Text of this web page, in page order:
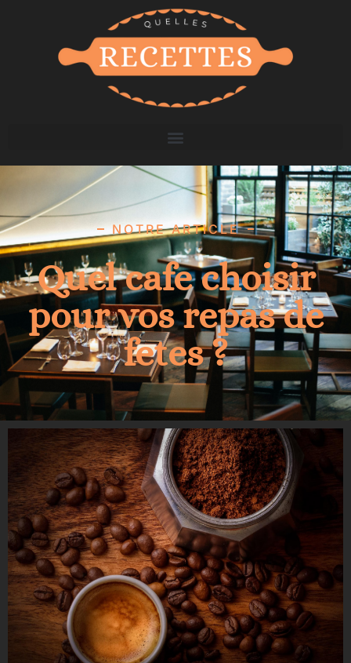
NOTRE ARTICLE
Quel cafe choisir
pour vos repas de
fetes ?